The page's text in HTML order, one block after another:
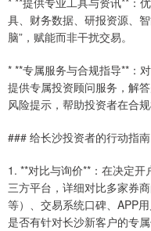
具、财务数据、研报资源、
脑”，赋能而非干扰交易。
* **专属服务与合规指导**：
提供专属投资顾问服务，解
风险提示，帮助投资者在合规
### 给长沙投资者的行动指南
1. **对比与询价**：在决定
三方平台，详细对比多家券
等）、交易系统口碑、APP
是否有针对长沙新客户的专属